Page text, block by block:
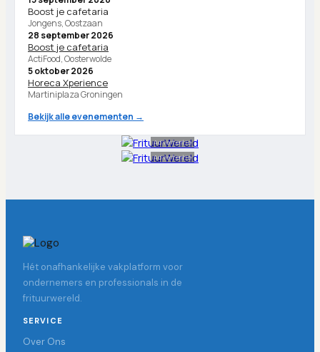
Boost je cafetaria
Jongens, Oostzaan
28 september 2026
Boost je cafetaria
ActiFood, Oosterwolde
5 oktober 2026
Horeca Xperience
Martiniplaza Groningen
Bekijk alle evenementen →
Advertentie
Advertentie
Hét onafhankelijke vakplatform voor
ondernemers en professionals in de
frituurwereld.
SERVICE
Over Ons